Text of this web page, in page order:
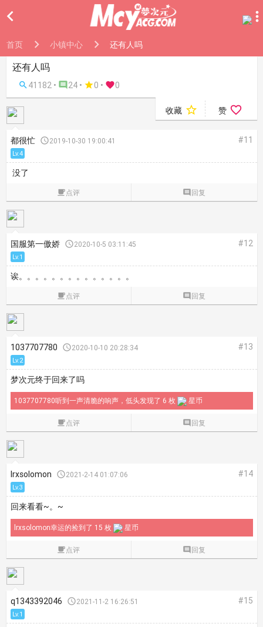

首页 小镇中心 还有人吗
还有人吗
 41182 •  24 • 0 • 0
收藏  赞 
都很忙 2019-10-30 19:00:41 #11
Lv.4
没了
点评  回复
国服第一傲娇 2020-10-5 03:11:45 #12
Lv.1
诶。。。。。。。。。。。。。。
点评  回复
1037707780 2020-10-10 20:28:34 #13
Lv.2
梦次元终于回来了吗
1037707780听到一声清脆的响声，低头发现了 6 枚 星币
点评  回复
lrxsolomon 2021-2-14 01:07:06 #14
Lv.3
回来看看~。~
lrxsolomon幸运的捡到了 15 枚 星币
点评  回复
q1343392046 2021-11-2 16:26:51 #15
Lv.1